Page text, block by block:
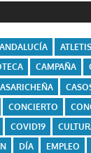
ANDALUCÍA
CAMPAÑA
CONCIERTO
COVID19
DÍA EMPLEO